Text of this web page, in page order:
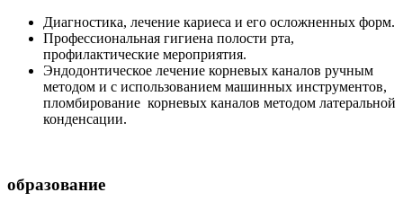
Диагностика, лечение кариеса и его осложненных форм.
Профессиональная гигиена полости рта,
профилактические мероприятия.
Эндодонтическое лечение корневых каналов ручным
методом и с использованием машинных инструментов,
пломбирование корневых каналов методом латеральной
конденсации.
образование